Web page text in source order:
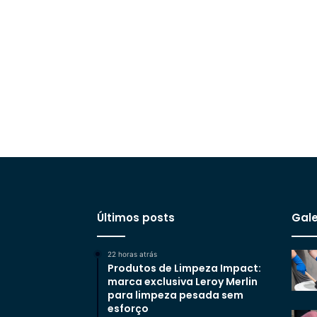
Últimos posts
22 horas atrás
Produtos de Limpeza Impact:
marca exclusiva Leroy Merlin
para limpeza pesada sem
esforço